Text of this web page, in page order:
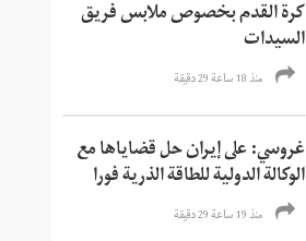
كرة القدم بخصوص ملابس فريق
السيدات
منذ 18 ساعة 29 دقیقة
غروسي: على إيران حل قضاياها مع
الوكالة الدولية للطاقة الذرية فورا
منذ 19 ساعة 29 دقیقة